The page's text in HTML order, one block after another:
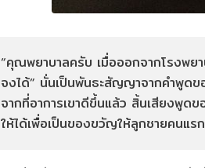
“คุณพยาบาลครับ เมื่อออกจากโรงพย
จงได้” นั่นเป็นพันธะสัญญาจากคำพูด
จากที่อาการเขาดีขึ้นแล้ว สิ้นเสียงพูด
ให้ได้เพื่อเป็นของขวัญให้ลูกชายคนแร